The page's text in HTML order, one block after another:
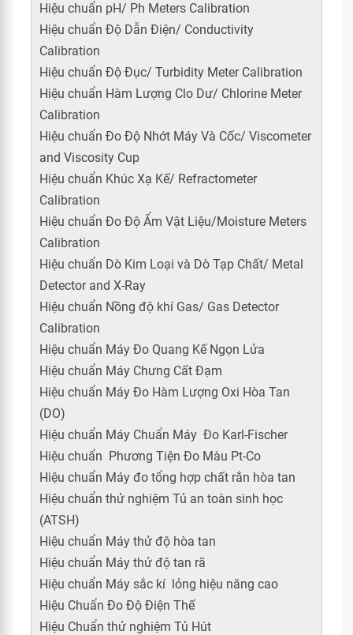
Hiệu chuẩn pH/ Ph Meters Calibration
Hiệu chuẩn Độ Dẫn Điện/ Conductivity
Calibration
Hiệu chuẩn Độ Đục/ Turbidity Meter Calibration
Hiệu chuẩn Hàm Lượng Clo Dư/ Chlorine Meter
Calibration
Hiệu chuẩn Đo Độ Nhớt Máy Và Cốc/ Viscometer
and Viscosity Cup
Hiệu chuẩn Khúc Xạ Kế/ Refractometer
Calibration
Hiệu chuẩn Đo Độ Ẩm Vật Liệu/Moisture Meters
Calibration
Hiệu chuẩn Dò Kim Loại và Dò Tạp Chất/ Metal
Detector and X-Ray
Hiệu chuẩn Nồng độ khí Gas/ Gas Detector
Calibration
Hiệu chuẩn Máy Đo Quang Kế Ngọn Lửa
Hiệu chuẩn Máy Chưng Cất Đạm
Hiệu chuẩn Máy Đo Hàm Lượng Oxi Hòa Tan
(DO)
Hiệu chuẩn Máy Chuẩn Máy Đo Karl-Fischer
Hiệu chuẩn Phương Tiện Đo Màu Pt-Co
Hiệu chuẩn Máy đo tổng hợp chất rắn hòa tan
Hiệu chuẩn thử nghiệm Tủ an toàn sinh học
(ATSH)
Hiệu chuẩn Máy thử độ hòa tan
Hiệu chuẩn Máy thử độ tan rã
Hiệu chuẩn Máy sắc kí lỏng hiệu năng cao
Hiệu Chuẩn Đo Độ Điện Thế
Hiệu Chuẩn thử nghiệm Tủ Hút